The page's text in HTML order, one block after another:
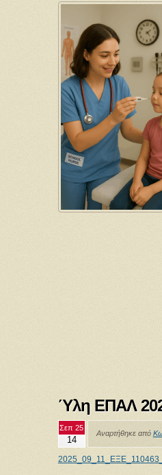
Ύλη ΕΠΑΛ
Σεπ 25
14
Αναρτήθηκε από